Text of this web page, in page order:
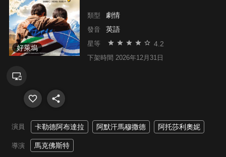
好萊塢
類型 劇情
發音 英語
星等 4.2
下架時間 2026年12月31日
演員 卡勒德阿布達拉 阿默汗馬穆撒德 阿托莎利奧妮
導演 馬克佛斯特